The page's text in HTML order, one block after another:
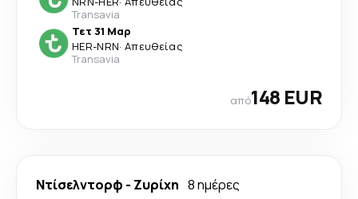
Transavia
Τετ 31 Μαρ
HER-NRN· Απευθείας
Transavia
από148 EUR
Ντίσελντορφ - Ζυρίχη 8 ημέρες